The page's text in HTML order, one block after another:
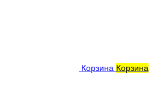
Корзина Корзина